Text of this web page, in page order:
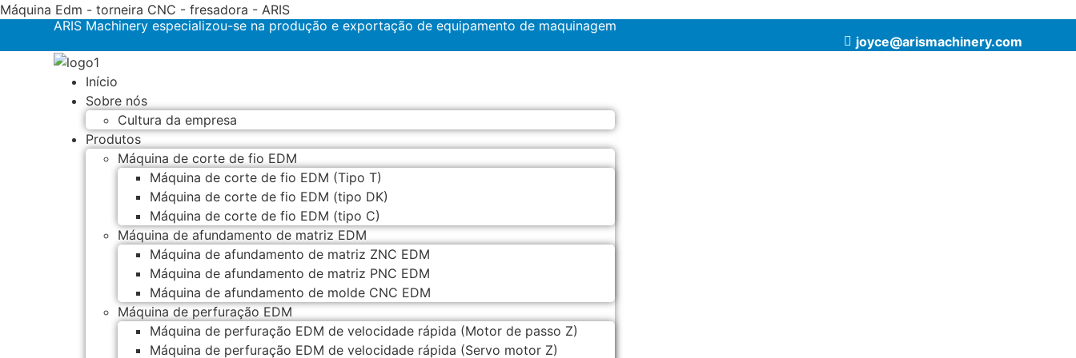
Máquina Edm - torneira CNC - fresadora - ARIS
ARIS Machinery especializou-se na produção e exportação de equipamento de maquinagem
joyce@arismachinery.com
Início
Sobre nós
Cultura da empresa
Produtos
Máquina de corte de fio EDM
Máquina de corte de fio EDM (Tipo T)
Máquina de corte de fio EDM (tipo DK)
Máquina de corte de fio EDM (tipo C)
Máquina de afundamento de matriz EDM
Máquina de afundamento de matriz ZNC EDM
Máquina de afundamento de matriz PNC EDM
Máquina de afundamento de molde CNC EDM
Máquina de perfuração EDM
Máquina de perfuração EDM de velocidade rápida (Motor de passo Z)
Máquina de perfuração EDM de velocidade rápida (Servo motor Z)